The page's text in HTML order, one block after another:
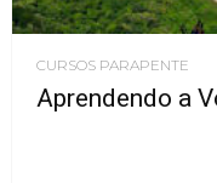
CURSOS PARAPENTE
Aprendendo a